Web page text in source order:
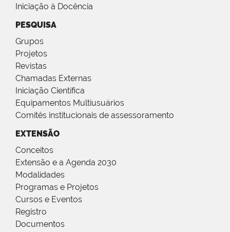
Iniciação à Docência
PESQUISA
Grupos
Projetos
Revistas
Chamadas Externas
Iniciação Científica
Equipamentos Multiusuários
Comitês institucionais de assessoramento
EXTENSÃO
Conceitos
Extensão e a Agenda 2030
Modalidades
Programas e Projetos
Cursos e Eventos
Registro
Documentos